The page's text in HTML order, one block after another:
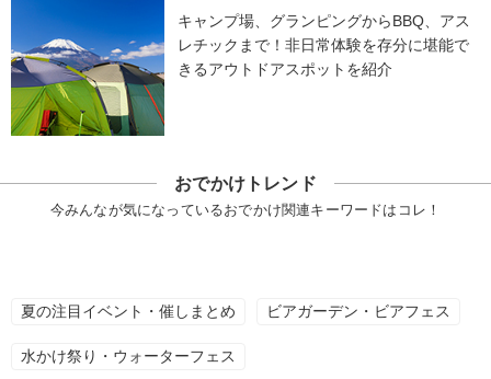
キャンプ場、グランピングからBBQ、アス
レチックまで！非日常体験を存分に堪能で
きるアウトドアスポットを紹介
おでかけトレンド
今みんなが気になっているおでかけ関連キーワードはコレ！
夏の注目イベント・催しまとめ ビアガーデン・ビアフェス
水かけ祭り・ウォーターフェス